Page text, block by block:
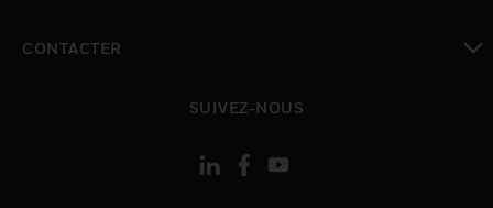
CONTACTER
SUIVEZ-NOUS